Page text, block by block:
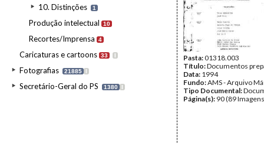
10. Distinções 1
Produção intelectual 10
Recortes/Imprensa 4
Caricaturas e cartoons 33 I
Fotografias 21885 I
Secretário-Geral do PS 1380 I
Pasta:01318.003
Título:Documentos
Data: 1994
Fundo:AMS - Arquivo
Tipo Documental:
Página(s): 90 (89